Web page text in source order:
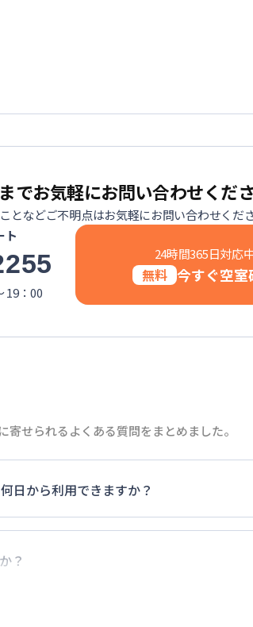
でお気軽にお問い合わせくだ
となどご不明点はお気軽にお問い合わせくだ
ト
19：00
24時間365日対応
無料 今すぐ空室
寄せられるよくある質問をまとめました。
日から利用できますか？
の地域もございますのでお気軽にお問い
？